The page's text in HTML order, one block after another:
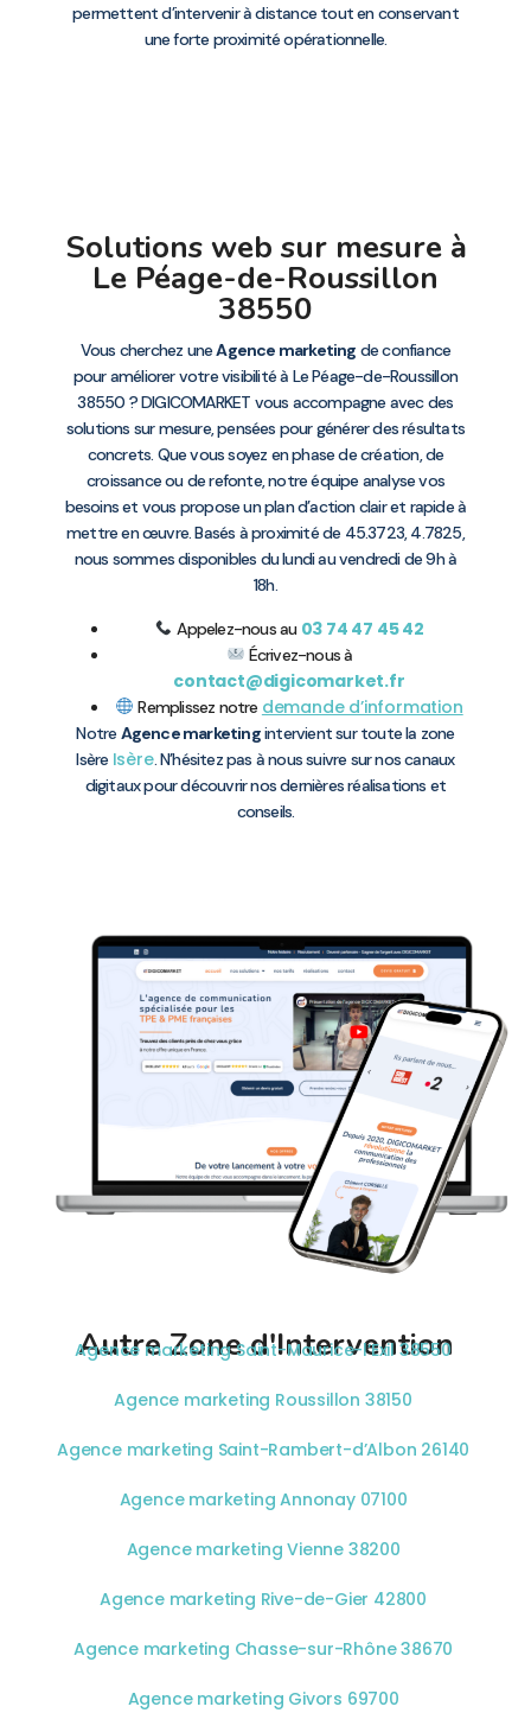
permettent d’intervenir à distance tout en conservant
une forte proximité opérationnelle.
Solutions web sur mesure à
Le Péage-de-Roussillon
38550
Vous cherchez uneAgence marketing de confiance
pour améliorer votre visibilité à Le Péage-de-Roussillon
38550 ? DIGICOMARKET vous accompagne avec des
solutions sur mesure, pensées pour générer des résultats
concrets. Que vous soyez en phase de création, de
croissance ou de refonte, notre équipe analyse vos
besoins et vous propose un plan d’action clair et rapide à
mettre en œuvre. Basés à proximité de 45.3723, 4.7825,
nous sommes disponibles du lundi au vendredi de 9h à
18h.
Appelez-nous au 03 74 47 45 42
Écrivez-nous à
contact@digicomarket.fr
Remplissez notre demande d’information
Notre Agence marketingintervient sur toute la zone
Isère Isère. N’hésitez pas à nous suivre sur nos canaux
digitaux pour découvrir nos dernières réalisations et
conseils.
Autre Zone d'Intervention
Agence marketing Saint-Maurice-l’Exil 38550
Agence marketing Roussillon 38150
Agence marketing Saint-Rambert-d’Albon 26140
Agence marketing Annonay 07100
Agence marketing Vienne 38200
Agence marketing Rive-de-Gier 42800
Agence marketing Chasse-sur-Rhône 38670
Agence marketing Givors 69700